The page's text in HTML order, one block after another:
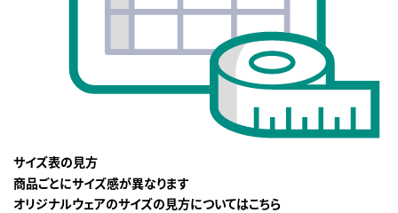
サイズ表の見方
商品ごとにサイズ感が異なります
オリジナルウェアのサイズの見方についてはこちら